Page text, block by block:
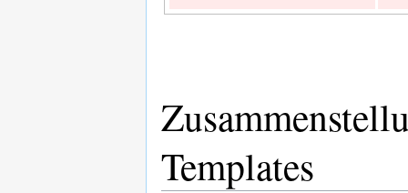
Templates